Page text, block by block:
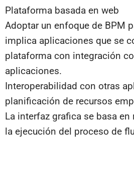
Plataforma basada en web
Adoptar un enfoque de BPM
implica aplicaciones que se
plataforma con integración
aplicaciones.
Interoperabilidad con otras
planificación de recursos
La interfaz grafica se basa en
la ejecución del proceso de